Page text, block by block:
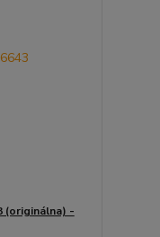
(originálna) -